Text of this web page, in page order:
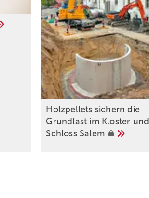
Holzpellets sichern die
Grundlast im Kloster und
Schloss Salem